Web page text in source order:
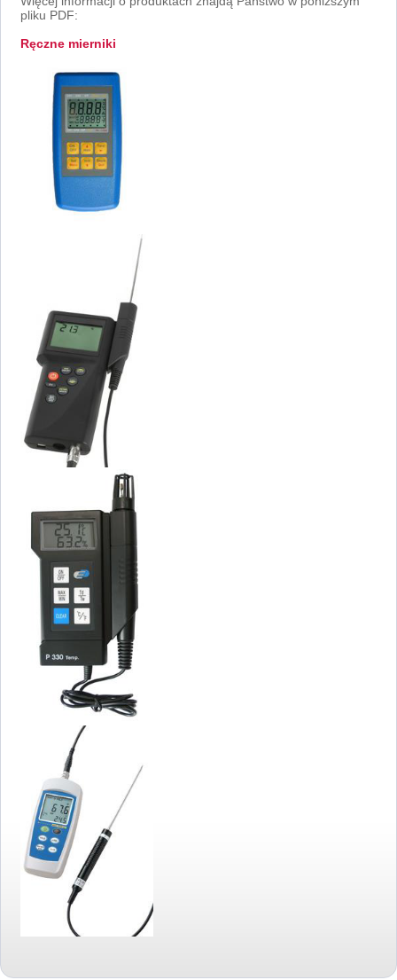
pliku PDF:
Ręczne mierniki